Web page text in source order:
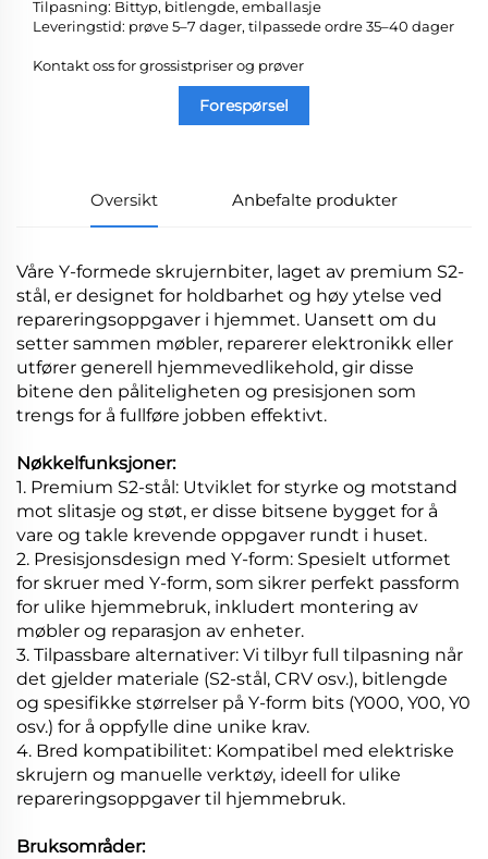
Tilpasning: Bittyp, bitlengde, emballasje
Leveringstid: prøve 5–7 dager, tilpassede ordre 35–40 dager
Kontakt oss for grossistpriser og prøver
Forespørsel
Oversikt Anbefalte produkter
Våre Y-formede skrujernbiter, laget av premium S2-
stål, er designet for holdbarhet og høy ytelse ved
repareringsoppgaver i hjemmet. Uansett om du
setter sammen møbler, reparerer elektronikk eller
utfører generell hjemmevedlikehold, gir disse
bitene den påliteligheten og presisjonen som
trengs for å fullføre jobben effektivt.
Nøkkelfunksjoner:
1. Premium S2-stål: Utviklet for styrke og motstand
mot slitasje og støt, er disse bitsene bygget for å
vare og takle krevende oppgaver rundt i huset.
2. Presisjonsdesign med Y-form: Spesielt utformet
for skruer med Y-form, som sikrer perfekt passform
for ulike hjemmebruk, inkludert montering av
møbler og reparasjon av enheter.
3. Tilpassbare alternativer: Vi tilbyr full tilpasning når
det gjelder materiale (S2-stål, CRV osv.), bitlengde
og spesifikke størrelser på Y-form bits (Y000, Y00, Y0
osv.) for å oppfylle dine unike krav.
4. Bred kompatibilitet: Kompatibel med elektriske
skrujern og manuelle verktøy, ideell for ulike
repareringsoppgaver til hjemmebruk.
Bruksområder: